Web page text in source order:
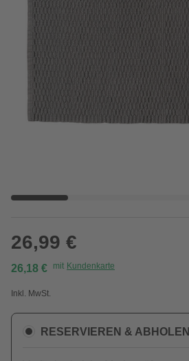
26,99 €
26,18 € mit Kundenkarte
Inkl. MwSt.
RESERVIEREN & ABHOLEN